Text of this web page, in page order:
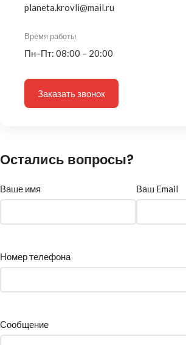
planeta.krovli@mail.ru
Время работы
Пн–Пт: 08:00 – 20:00
Заказать звонок
Остались вопросы?
Ваше имя Ваш Email
Номер телефона
Сообщение